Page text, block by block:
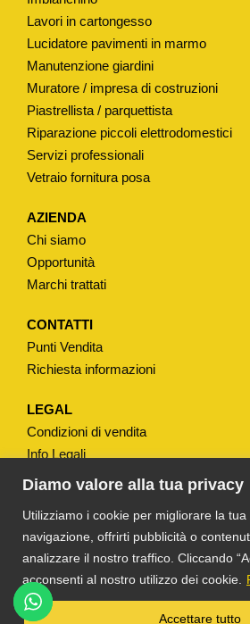
Diamo valore alla tua privacy
Utilizziamo i cookie per migliorare la
navigazione, offrirti pubblicità o
analizzare il nostro traffico. Cliccando
acconsenti al nostro utilizzo dei cookie.
Accettare tutto
M
O
D
C
A
U
G
A
C
O
L
O
R
E
Lavori in cartongesso
Lucidatore pavimenti in marmo
Manutenzione giardini
Muratore / impresa di costruzioni
Piastrellista / parquettista
Riparazione piccoli elettrodomestici
Servizi professionali
Vetraio fornitura posa
AZIENDA
Chi siamo
Opportunità
Marchi trattati
CONTATTI
Punti Vendita
Richiesta informazioni
LEGAL
Condizioni di vendita
Info Legali
Note Legali
TS DACOM S.R.L.